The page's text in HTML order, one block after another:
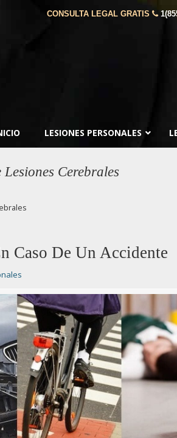
CONSULTA LEGAL GRATIS
LESIONES PERSONALES
Cerebrales
Caso De Un Accidente